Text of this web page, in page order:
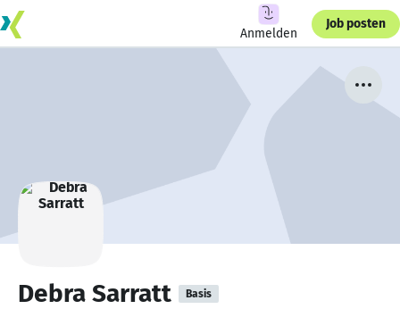
Anmelden
Job posten
Debra Sarratt Basis